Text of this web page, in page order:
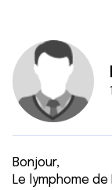
Bonjour,
Le lymphome